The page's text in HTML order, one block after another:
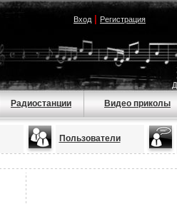
Вход| Регистрация
Радиостанции Видео приколы
Пользователи